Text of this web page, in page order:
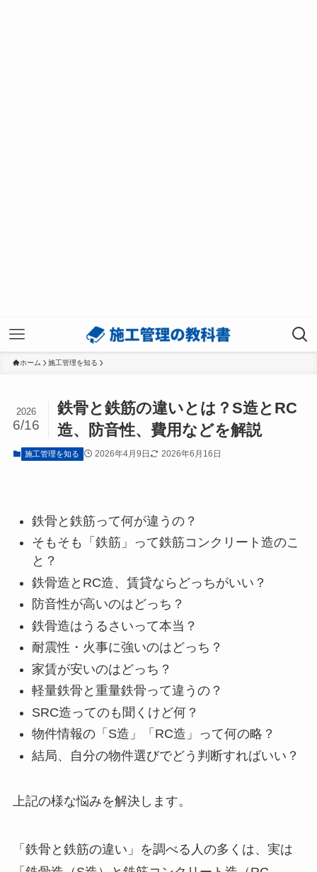
ホーム 施工管理を知る
鉄骨と鉄筋の違いとは？S造とRC
造、防音性、費用などを解説
2026
6/16
施工管理を知る 2026年4月9日 2026年6月16日
鉄骨と鉄筋って何が違うの？
そもそも「鉄筋」って鉄筋コンクリート造のこ
と？
鉄骨造とRC造、賃貸ならどっちがいい？
防音性が高いのはどっち？
鉄骨造はうるさいって本当？
耐震性・火事に強いのはどっち？
家賃が安いのはどっち？
軽量鉄骨と重量鉄骨って違うの？
SRC造ってのも聞くけど何？
物件情報の「S造」「RC造」って何の略？
結局、自分の物件選びでどう判断すればいい？
上記の様な悩みを解決します。
「鉄骨と鉄筋の違い」を調べる人の多くは、実は